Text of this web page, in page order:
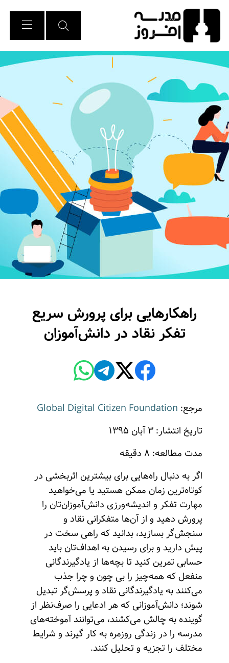
Skip
Content
راهکارهایی برای پرورش سریع
تفکر نقاد در دانش‌آموزان
مرجع: Global Digital Citizen Foundation
تاریخ انتشار: ۳ آبان ۱۳۹۵
مدت مطالعه: ۸ دقیقه
اگر به دنبال راه‌هایی برای بیشترین اثربخشی در
کوتاه‌ترین زمان ممکن هستید یا می‌خواهید
مهارت تفکر و اندیشه‌ورزی دانش‌آموزان‌تان را
پرورش دهید و از آن‌ها متفکرانی نقاد و
سنجش‌گر بسازید، بدانید که راهی سخت در
پیش دارید و برای رسیدن به اهداف‌تان باید
حسابی تمرین کنید تا بچه‌ها از یادگیرندگانی
منفعل که همه‌چیز را بی‌ چون و چرا جذب
می‌کنند به یادگیرندگانی نقاد و پرسش‌گر تبدیل
شوند؛ دانش‌آموزانی که هر ادعایی را صرف‌نظر از
گوینده به چالش می‌کشند، می‌توانند آموخته‌های
مدرسه را در زندگی روزمره‌ به کار گیرند و شرایط
مختلف را تجزیه و تحلیل کنند.